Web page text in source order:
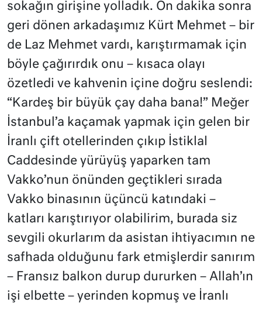
sokağın girişine yolladık. On dakika sonra
geri dönen arkadaşımız Kürt Mehmet – bir
de Laz Mehmet vardı, karıştırmamak için
böyle çağırırdık onu – kısaca olayı
özetledi ve kahvenin içine doğru seslendi:
“Kardeş bir büyük çay daha bana!” Meğer
İstanbul’a kaçamak yapmak için gelen bir
İranlı çift otellerinden çıkıp İstiklal
Caddesinde yürüyüş yaparken tam
Vakko’nun önünden geçtikleri sırada
Vakko binasının üçüncü katındaki –
katları karıştırıyor olabilirim, burada siz
sevgili okurlarım da asistan ihtiyacımın ne
safhada olduğunu fark etmişlerdir sanırım
– Fransız balkon durup dururken – Allah’ın
işi elbette – yerinden kopmuş ve İranlı